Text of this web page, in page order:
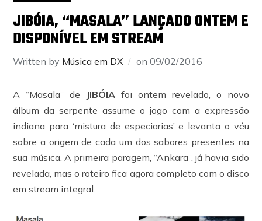
JIBÓIA, “MASALA” LANÇADO ONTEM E
DISPONÍVEL EM STREAM
Written by Música em DX on09/02/2016
A “Masala” de JIBÓIA foi ontem revelado, o novo
álbum da serpente assume o jogo com a expressão
indiana para ‘mistura de especiarias’ e levanta o véu
sobre a origem de cada um dos sabores presentes na
sua música. A primeira paragem, “Ankara”, já havia sido
revelada, mas o roteiro fica agora completo com o disco
em stream integral.